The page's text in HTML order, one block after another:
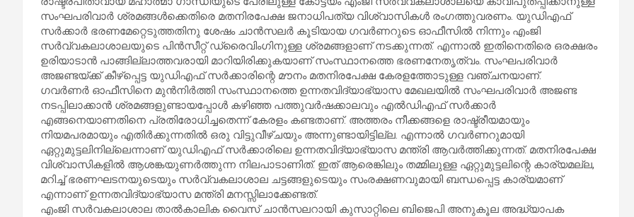
സംഘപരിവാർ ശ്രമങ്ങൾക്കെതിരെ മതനിരപേക്ഷ ജനാധിപത്യ വിശ്വാസികൾ രംഗത്തുവരണം. യുഡിഎഫ്
സർക്കാർ ഭരണമേറ്റെടുത്തതിനു ശേഷം ചാൻസലർ കൂടിയായ ഗവർണറുടെ ഓഫീസിൽ നിന്നും എംജി
സർവ്വകലാശാലയുടെ പിൻസീറ്റ് ഡ്രൈവിംഗിനുള്ള ശ്രമങ്ങളാണ് നടക്കുന്നത്. എന്നാൽ ഇതിനെതിരെ ഒരക്ഷരം
ഉരിയാടാൻ പാങ്ങില്ലാത്തവരായി മാറിയിരിക്കുകയാണ് സംസ്ഥാനത്തെ ഭരണനേതൃത്വം. സംഘപരിവാർ
അജണ്ടയ്‌ക്ക് കീഴ്പ്പെട്ട യുഡിഎഫ് സർക്കാരിന്റെ മൗനം മതനിരപേക്ഷ കേരളത്തോടുള്ള വഞ്ചനയാണ്.
ഗവർണർ ഓഫീസിനെ മുൻനിർത്തി സംസ്ഥാനത്തെ ഉന്നതവിദ്യാഭ്യാസ മേഖലയിൽ സംഘപരിവാർ അജണ്ട
നടപ്പിലാക്കാൻ ശ്രമങ്ങളുണ്ടായപ്പോൾ കഴിഞ്ഞ പത്തുവർഷക്കാലവും എൽഡിഎഫ് സർക്കാർ
എങ്ങനെയാണതിനെ പ്രതിരോധിച്ചതെന്ന് കേരളം കണ്ടതാണ്. അത്തരം നീക്കങ്ങളെ രാഷ്ട്രീയമായും
നിയമപരമായും എതിർക്കുന്നതിൽ ഒരു വിട്ടുവീഴ്ചയും അന്നുണ്ടായിട്ടില്ല. എന്നാൽ ഗവർണറുമായി
ഏറ്റുമുട്ടലിനില്ലെന്നാണ് യുഡിഎഫ് സർക്കാരിലെ ഉന്നതവിദ്യാഭ്യാസ മന്ത്രി ആവർത്തിക്കുന്നത്. മതനിരപേക്ഷ
വിശ്വാസികളിൽ ആശങ്കയുണർത്തുന്ന നിലപാടാണിത്. ഇത് ആരെങ്കിലും തമ്മിലുള്ള ഏറ്റുമുട്ടലിന്റെ കാര്യമല്ല,
മറിച്ച് ഭരണഘടനയുടെയും സർവ്വകലാശാല ചട്ടങ്ങളുടെയും സംരക്ഷണവുമായി ബന്ധപ്പെട്ട കാര്യമാണ്
എന്നാണ് ഉന്നതവിദ്യാഭ്യാസ മന്ത്രി മനസ്സിലാക്കേണ്ടത്.
എംജി സർവകലാശാല താൽകാലിക വൈസ് ചാൻസലറായി കുസാറ്റിലെ ബിജെപി അനുകൂല അദ്ധ്യാപക